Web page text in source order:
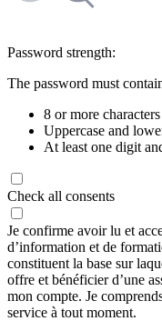
Password strength:
The password must
8 or more characters
Uppercase and
At least one digit
Check all consents
Je confirme avoir lu et
d’information et de
constituent la base sur
offre et bénéficier d’une
mon compte. Je
service à tout moment.